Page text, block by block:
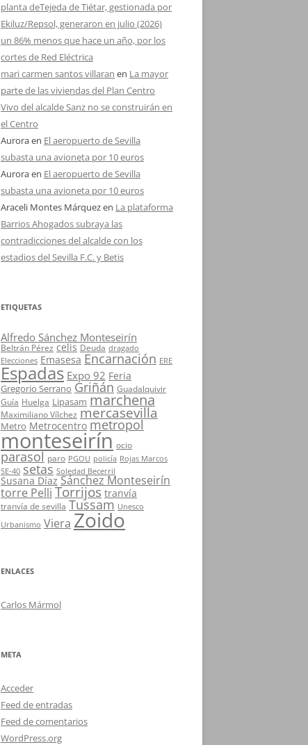
planta deTejeda de Tiétar, gestionada por
Ekiluz/Repsol, generaron en julio (2026)
un 86% menos que hace un año, por los
cortes de Red Eléctrica
mari carmen santos villaran en La mayor
parte de las viviendas del Plan Centro
Vivo del alcalde Sanz no se construirán en
el Centro
Auroraen El aeropuerto de Sevilla
subasta una avioneta por 10 euros
Auroraen El aeropuerto de Sevilla
subasta una avioneta por 10 euros
Araceli Montes Márquezen La plataforma
Barrios Ahogados subraya las
contradicciones del alcalde con los
estadios del Sevilla F.C. y Betis
ETIQUETAS
Alfredo Sánchez Monteseirín
Beltrán Pérez celis Deuda dragado
Elecciones Emasesa Encarnación ERE
Espadas Expo 92 Feria
Gregorio Serrano Griñán Guadalquivir
Guía Huelga Lipasam marchena
Maximiliano Vílchez mercasevilla
Metro Metrocentro metropol
monteseirín ocio
parasol paro PGOU policía Rojas Marcos
SE-40 setas Soledad Becerril
Susana Díaz Sánchez Monteseirín
torre Pelli Torrijos tranvía
tranvía de sevilla Tussam Unesco
Urbanismo Viera Zoido
ENLACES
Carlos Mármol
META
Acceder
Feed de entradas
Feed de comentarios
WordPress.org